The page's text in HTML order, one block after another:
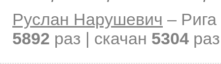
Руслан Нарушевич –
5892 раз | скачан 5304